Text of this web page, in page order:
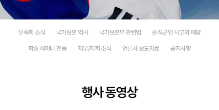
순직군인 유가족 찾기
연회비·기부금 안내
유족회 소식 국가보훈 역사 국가보훈부 관련법 순직군인 사고와 예방
학술 세미나 전용 지부/지회 소식 언론사 보도자료 공지사항
행사 동영상